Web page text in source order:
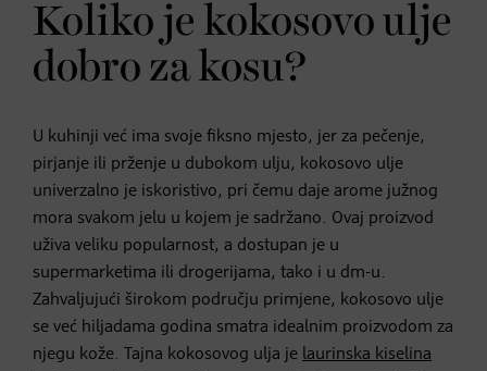
Koliko je kokosovo ulje
dobro za kosu?
U kuhinji već ima svoje fiksno mjesto, jer za pečenje,
pirjanje ili prženje u dubokom ulju, kokosovo ulje
univerzalno je iskoristivo, pri čemu daje arome južnog
mora svakom jelu u kojem je sadržano. Ovaj proizvod
uživa veliku popularnost, a dostupan je u
supermarketima ili drogerijama, tako i u dm-u.
Zahvaljujući širokom području primjene, kokosovo ulje
se već hiljadama godina smatra idealnim proizvodom za
njegu kože. Tajna kokosovog ulja je laurinska kiselina